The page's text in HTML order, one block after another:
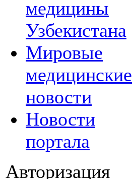
медицины
Узбекистана
Мировые
медицинские
новости
Новости
портала
Авторизация